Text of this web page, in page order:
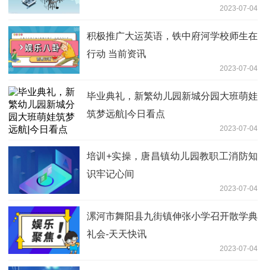
2023-07-04
积极推广大运英语，铁中府河学校师生在
行动 当前资讯
2023-07-04
毕业典礼，新繁幼儿园新城分园大班萌娃
筑梦远航|今日看点
2023-07-04
培训+实操，唐昌镇幼儿园教职工消防知
识牢记心间
2023-07-04
漯河市舞阳县九街镇伸张小学召开散学典
礼会-天天快讯
2023-07-04